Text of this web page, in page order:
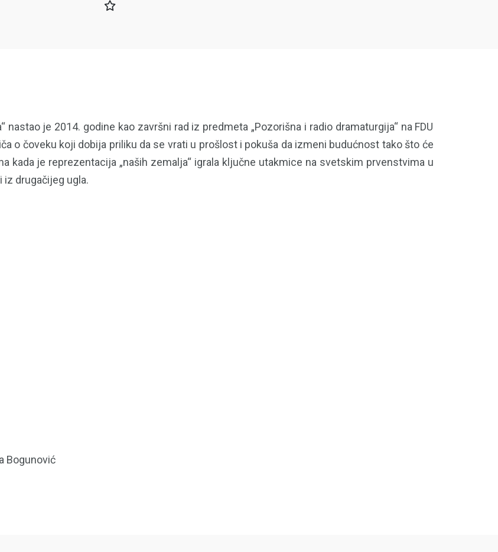
nastao je 2014. godine kao završni rad iz predmeta „Pozorišna i radio dramaturgija“ na FDU
o čoveku koji dobija priliku da se vrati u prošlost i pokuša da izmeni budućnost tako što će
kada je reprezentacija „naših zemalja“ igrala ključne utakmice na svetskim prvenstvima u
iz drugačijeg ugla.
Bogunović